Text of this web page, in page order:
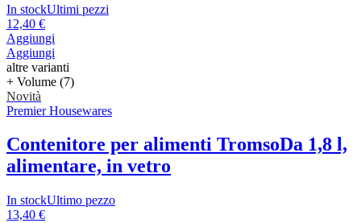
In stockUltimi pezzi
12,40 €
Aggiungi
Aggiungi
altre varianti
+ Volume (7)
Novità
Premier Housewares
Contenitore per alimenti TromsoDa 1,8 l,
alimentare, in vetro
In stockUltimo pezzo
13,40 €